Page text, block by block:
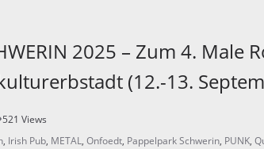
2025 – Zum 4. Male
(12.-13.
521 Views
, Irish Pub, METAL, Onfoedt, Pappelpark Schwerin, PUNK,